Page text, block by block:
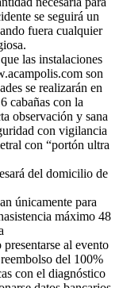
se seguirá un
fuera cualquier
las instalaciones
son
se realizarán en
cabañas con la
observación y sana
con vigilancia
con “portón ultra
del domicilio de
únicamente para
máximo 48
al evento
del 100%
con el diagnóstico